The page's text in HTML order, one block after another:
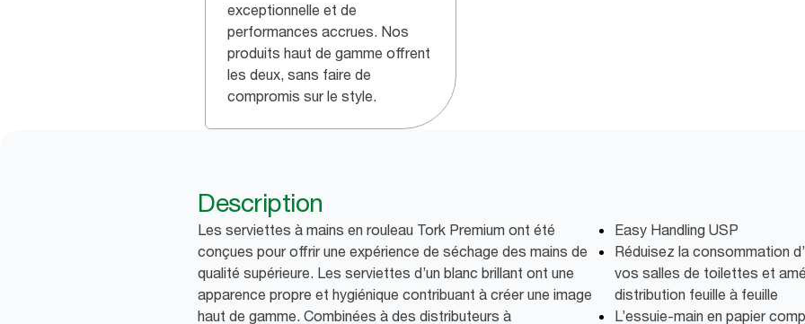
exceptionnelle et de
performances accrues. Nos
produits haut de gamme offrent
les deux, sans faire de
compromis sur le style.
Description
Les serviettes à mains en rouleau Tork Premium ont été
conçues pour offrir une expérience de séchage des mains de
qualité supérieure. Les serviettes d’un blanc brillant ont une
apparence propre et hygiénique contribuant à créer une image
haut de gamme. Combinées à des distributeurs à
Easy Handling USP
Réduisez la consommation
vos salles de toilettes et
distribution feuille à feuille
L’essuie-main en papier